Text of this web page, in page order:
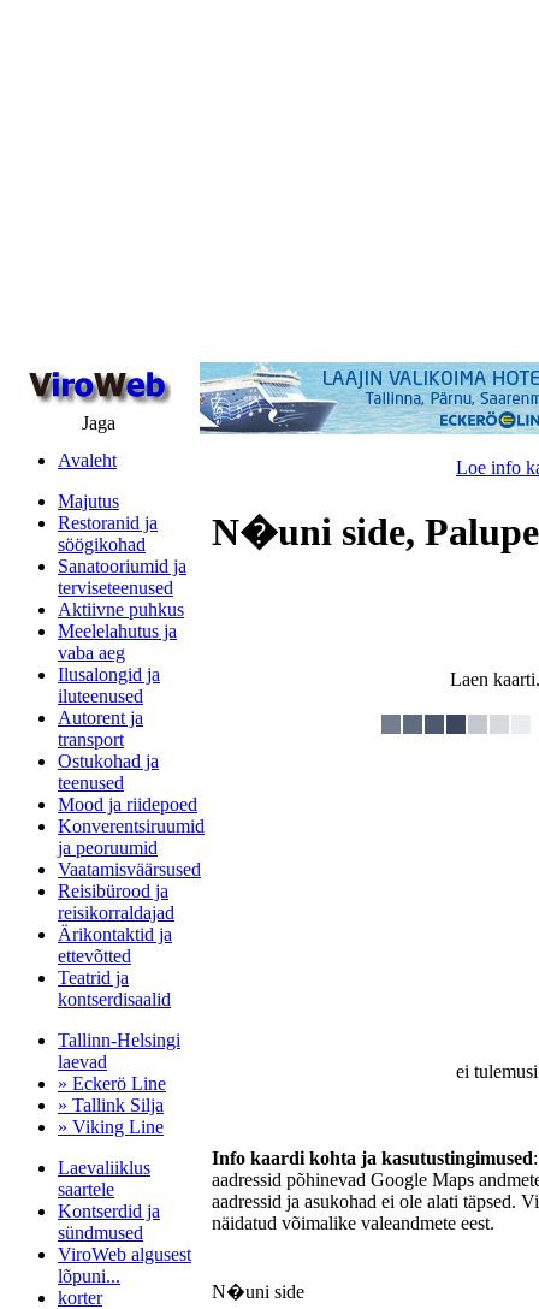
Jaga
Avaleht
Majutus
Restoranid ja
söögikohad
Sanatooriumid ja
terviseteenused
Aktiivne puhkus
Meelelahutus ja
vaba aeg
Ilusalongid ja
iluteenused
Autorent ja
transport
Ostukohad ja
teenused
Mood ja riidepoed
Konverentsiruumid
ja peoruumid
Vaatamisväärsused
Reisibürood ja
reisikorraldajad
Ärikontaktid ja
ettevõtted
Teatrid ja
kontserdisaalid
Tallinn-Helsingi
laevad
» Eckerö Line
» Tallink Silja
» Viking Line
Laevaliiklus
saartele
Kontserdid ja
sündmused
ViroWeb algusest
lõpuni...
korter
Loe info
N�uni side,
Laen
ei
Info kaardi kohta ja kasutustingimused
aadressid põhinevad Google Maps
aadressid ja asukohad ei ole alati täpsed.
näidatud võimalike valeandmete eest.
N�uni side